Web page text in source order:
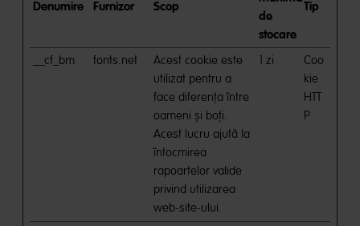
Denumire Furnizor Scop
de
stocare
Tip
__cf_bm fonts.net
Acest cookie este
utilizat pentru a
face diferența între
oameni și boți.
Acest lucru ajută la
întocmirea
rapoartelor valide
privind utilizarea
web-site-ului.
1 zi
Coo
kie
HTT
P